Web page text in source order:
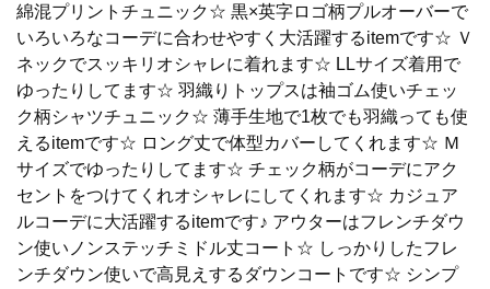
綿混プリントチュニック☆ 黒×英字ロゴ柄プルオーバーで
いろいろなコーデに合わせやすく大活躍するitemです☆ Ｖ
ネックでスッキリオシャレに着れます☆ LLサイズ着用で
ゆったりしてます☆ 羽織りトップスは袖ゴム使いチェッ
ク柄シャツチュニック☆ 薄手生地で1枚でも羽織っても使
えるitemです☆ ロング丈で体型カバーしてくれます☆ Ｍ
サイズでゆったりしてます☆ チェック柄がコーデにアク
セントをつけてくれオシャレにしてくれます☆ カジュア
ルコーデに大活躍するitemです♪ アウターはフレンチダウ
ン使いノンステッチミドル丈コート☆ しっかりしたフレ
ンチダウン使いで高見えするダウンコートです☆ シンプ